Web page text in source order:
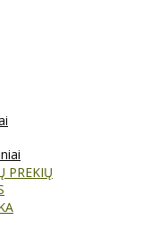
PREKIŲ